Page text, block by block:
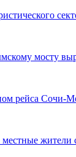
мосту
рейса Сочи-
местные